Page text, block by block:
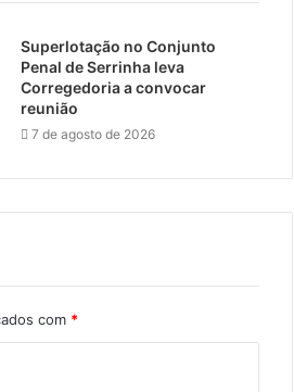
Superlotação no Conjunto
Penal de Serrinha leva
Corregedoria a convocar
reunião
7 de agosto de 2026
com *